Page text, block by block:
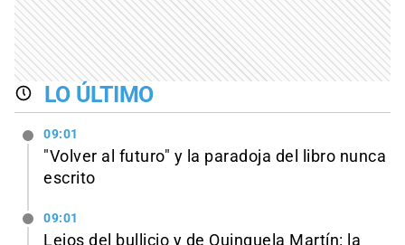
LO ÚLTIMO
09:01
"Volver al futuro" y la paradoja del libro nunca
escrito
09:01
Lejos del bullicio y de Quinquela Martín: la